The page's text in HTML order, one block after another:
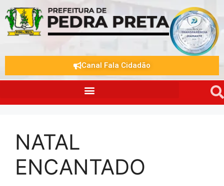
Canal Fala Cidadão
NATAL
ENCANTADO